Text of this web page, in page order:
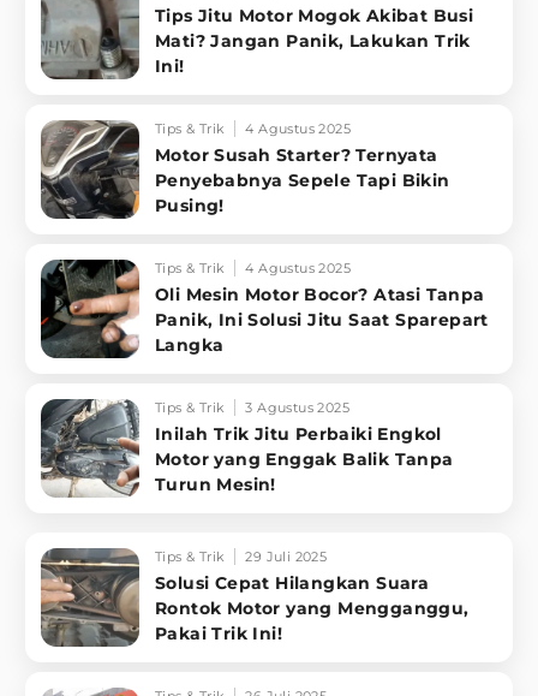
Tips Jitu Motor Mogok Akibat Busi
Mati? Jangan Panik, Lakukan Trik
Ini!
Tips & Trik 4 Agustus 2025
Motor Susah Starter? Ternyata
Penyebabnya Sepele Tapi Bikin
Pusing!
Tips & Trik 4 Agustus 2025
Oli Mesin Motor Bocor? Atasi Tanpa
Panik, Ini Solusi Jitu Saat Sparepart
Langka
Tips & Trik 3 Agustus 2025
Inilah Trik Jitu Perbaiki Engkol
Motor yang Enggak Balik Tanpa
Turun Mesin!
Tips & Trik 29 Juli 2025
Solusi Cepat Hilangkan Suara
Rontok Motor yang Mengganggu,
Pakai Trik Ini!